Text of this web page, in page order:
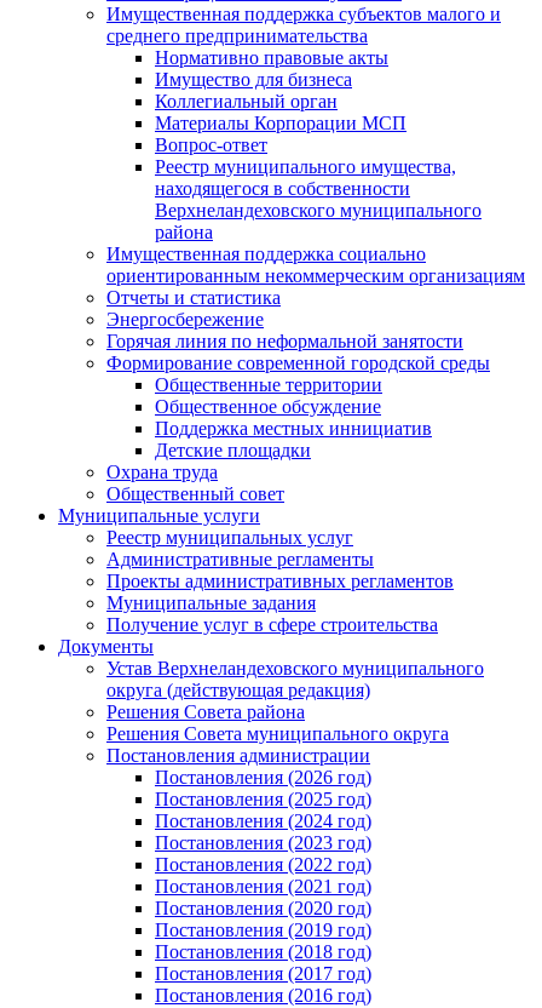
Имущественная поддержка субъектов малого и
среднего предпринимательства
Нормативно правовые акты
Имущество для бизнеса
Коллегиальный орган
Материалы Корпорации МСП
Вопрос-ответ
Реестр муниципального имущества,
находящегося в собственности
Верхнеландеховского муниципального
района
Имущественная поддержка социально
ориентированным некоммерческим организациям
Отчеты и статистика
Энергосбережение
Горячая линия по неформальной занятости
Формирование современной городской среды
Общественные территории
Общественное обсуждение
Поддержка местных иннициатив
Детские площадки
Охрана труда
Общественный совет
Муниципальные услуги
Реестр муниципальных услуг
Административные регламенты
Проекты административных регламентов
Муниципальные задания
Получение услуг в сфере строительства
Документы
Устав Верхнеландеховского муниципального
округа (действующая редакция)
Решения Совета района
Решения Совета муниципального округа
Постановления администрации
Постановления (2026 год)
Постановления (2025 год)
Постановления (2024 год)
Постановления (2023 год)
Постановления (2022 год)
Постановления (2021 год)
Постановления (2020 год)
Постановления (2019 год)
Постановления (2018 год)
Постановления (2017 год)
Постановления (2016 год)